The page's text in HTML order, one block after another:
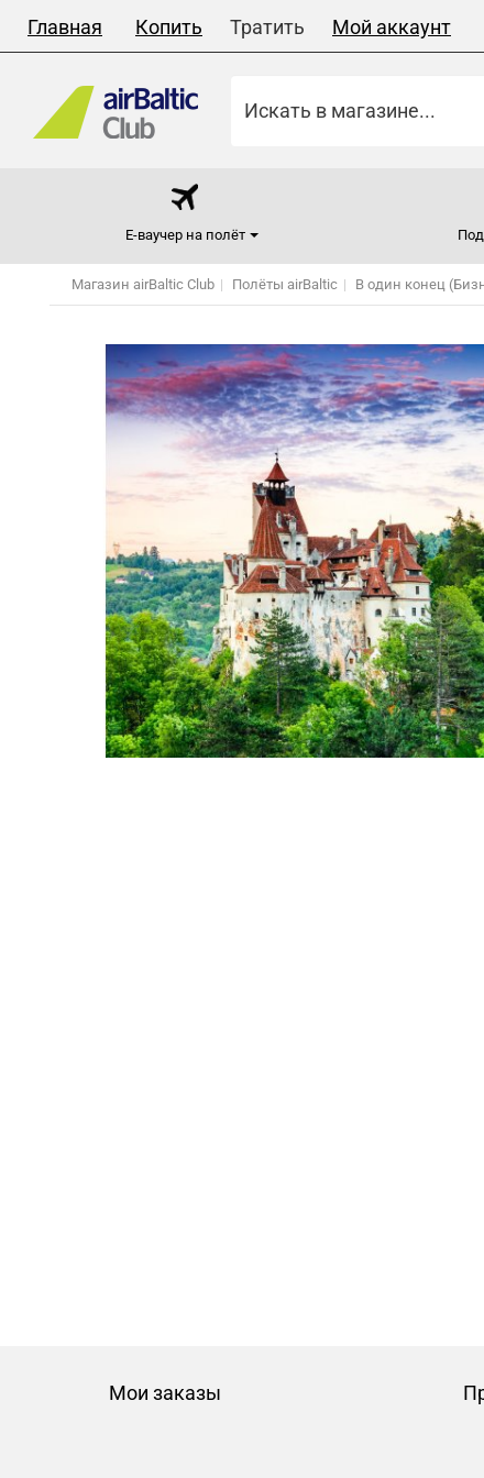
Главная Копить Тратить Мой аккаунт
Е-ваучер на полёт
Магазин airBaltic Club Полёты airBaltic В один конец
Мои заказы